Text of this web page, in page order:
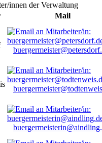
innen der Verwaltung
Mail